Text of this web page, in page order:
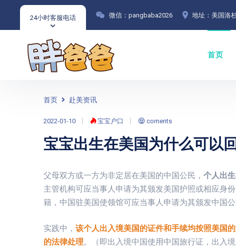
24小时客服电话 微信：pangbaba2026 地址：美国洛
首页
首页 赴美资讯
2022-01-10 宝宝户口 coments
宝宝出生在美国为什么可以
父母双方或一方为非定居在美国的中国公民， 个人出
主管机构可应当事人申请为其颁发美国护照或相应身
籍，中国驻美国使领馆可应当事人申请为其颁发中国公
实践中， 该个人出入境美国的证件和手续均按照美国
的法律处理。（即出入境中国使用中国旅行证，出入境